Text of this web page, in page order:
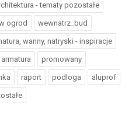
- tematy pozostałe
ogrod wewnatrz_bud
wanny, natryski - inspiracje
armatura promowany
raport podloga aluprof